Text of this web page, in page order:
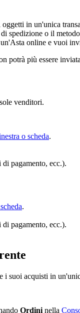
in un'unica
spedizione o il
online e vuoi
potrà più essere
venditori.
o scheda.
pagamento, ecc.).
.
pagamento, ecc.).
suoi acquisti in
Ordini nella